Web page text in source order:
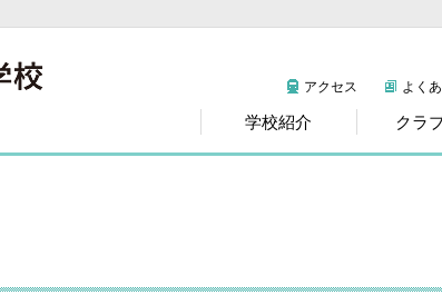
アクセス よく
学校紹介 クラ